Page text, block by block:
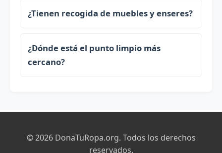
¿Tienen recogida de muebles y enseres?
¿Dónde está el punto limpio más
cercano?
© 2026 DonaTuRopa.org. Todos los derechos
reservados.